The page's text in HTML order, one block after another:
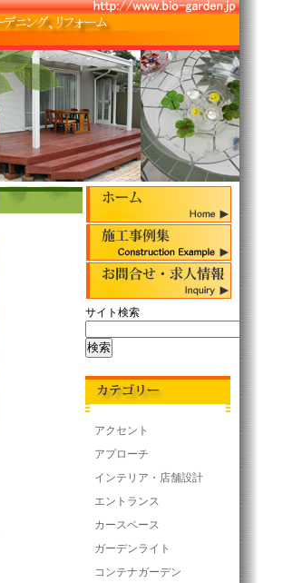
サイト検索
アクセント
アプローチ
インテリア・店舗設計
エントランス
カースペース
ガーデンライト
コンテナガーデン